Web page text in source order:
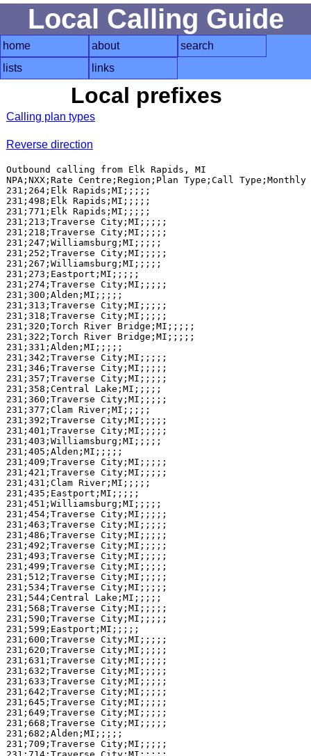
Local Calling Guide
home about
search
lists
links
Local prefixes
Calling plan types
Reverse direction
Outbound calling from Elk Rapids, MI
NPA;NXX;Rate Centre;Region;Plan Type;Call
231;264;Elk Rapids;MI;;;;;
231;498;Elk Rapids;MI;;;;;
231;771;Elk Rapids;MI;;;;;
231;213;Traverse City;MI;;;;;
231;218;Traverse City;MI;;;;;
231;247;Williamsburg;MI;;;;;
231;252;Traverse City;MI;;;;;
231;267;Williamsburg;MI;;;;;
231;273;Eastport;MI;;;;;
231;274;Traverse City;MI;;;;;
231;300;Alden;MI;;;;;
231;313;Traverse City;MI;;;;;
231;318;Traverse City;MI;;;;;
231;320;Torch River Bridge;MI;;;;;
231;322;Torch River Bridge;MI;;;;;
231;331;Alden;MI;;;;;
231;342;Traverse City;MI;;;;;
231;346;Traverse City;MI;;;;;
231;357;Traverse City;MI;;;;;
231;358;Central Lake;MI;;;;;
231;360;Traverse City;MI;;;;;
231;377;Clam River;MI;;;;;
231;392;Traverse City;MI;;;;;
231;401;Traverse City;MI;;;;;
231;403;Williamsburg;MI;;;;;
231;405;Alden;MI;;;;;
231;409;Traverse City;MI;;;;;
231;421;Traverse City;MI;;;;;
231;431;Clam River;MI;;;;;
231;435;Eastport;MI;;;;;
231;451;Williamsburg;MI;;;;;
231;454;Traverse City;MI;;;;;
231;463;Traverse City;MI;;;;;
231;486;Traverse City;MI;;;;;
231;492;Traverse City;MI;;;;;
231;493;Traverse City;MI;;;;;
231;499;Traverse City;MI;;;;;
231;512;Traverse City;MI;;;;;
231;534;Traverse City;MI;;;;;
231;544;Central Lake;MI;;;;;
231;568;Traverse City;MI;;;;;
231;590;Traverse City;MI;;;;;
231;599;Eastport;MI;;;;;
231;600;Traverse City;MI;;;;;
231;620;Traverse City;MI;;;;;
231;631;Traverse City;MI;;;;;
231;632;Traverse City;MI;;;;;
231;633;Traverse City;MI;;;;;
231;642;Traverse City;MI;;;;;
231;645;Traverse City;MI;;;;;
231;649;Traverse City;MI;;;;;
231;668;Traverse City;MI;;;;;
231;682;Alden;MI;;;;;
231;709;Traverse City;MI;;;;;